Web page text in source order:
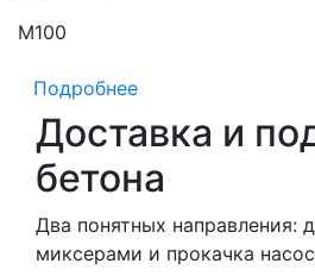
М100
Подробнее
Доставка и
бетона
Два понятных направления:
миксерами и прокачка